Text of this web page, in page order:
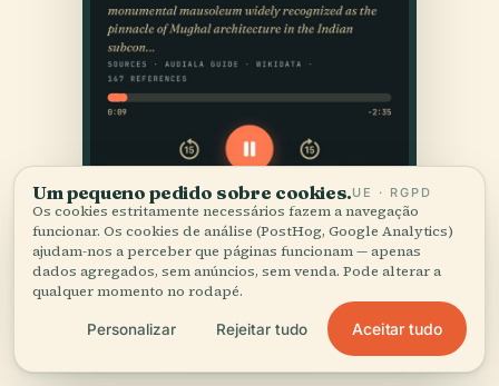
Um pequeno pedido sobre cookies.UE · RGPD
Os cookies estritamente necessários fazem a navegação
funcionar. Os cookies de análise (PostHog, Google Analytics)
ajudam-nos a perceber que páginas funcionam — apenas
dados agregados, sem anúncios, sem venda. Pode alterar a
qualquer momento no rodapé.
Personalizar Rejeitar tudo Aceitar tudo